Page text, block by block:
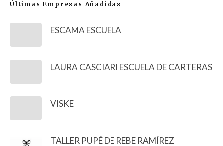
Últimas Empresas Añadidas
ESCAMA ESCUELA
LAURA CASCIARI ESCUELA DE CARTERAS
VISKE
TALLER PUPÉ DE REBE RAMÍREZ